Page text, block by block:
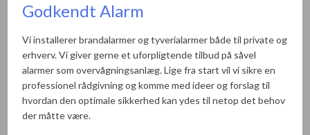
​Godkendt Alarm​
Vi installerer brandalarmer og tyverialarmer både til private og
erhverv. Vi giver gerne et uforpligtende tilbud på såvel
alarmer som overvågningsanlæg. Lige fra start vil vi sikre en
professionel rådgivning og komme med ideer og forslag til
hvordan den optimale sikkerhed kan ydes til netop det behov
der måtte være.